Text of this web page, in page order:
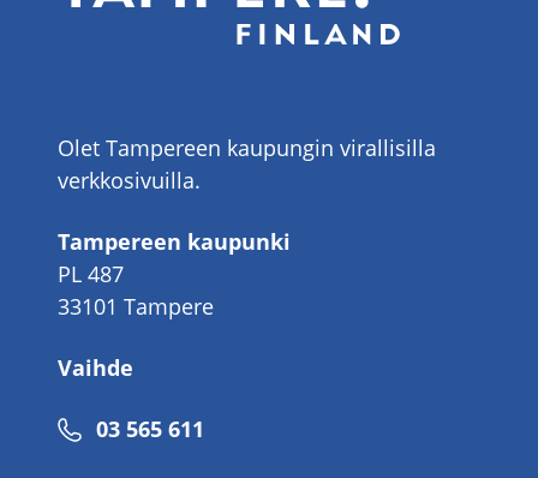
Olet Tampereen kaupungin virallisilla
verkkosivuilla.
Tampereen kaupunki
PL 487
33101 Tampere
Vaihde
Puhelinnumero
03 565 611